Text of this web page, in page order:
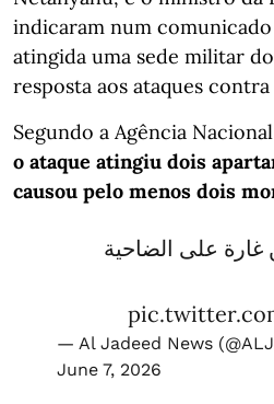
indicaram num
atingida uma sede militar
resposta aos ataques
Segundo a Agência
o ataque atingiu dois
causou pelo menos dois
غارة على الضاحية
— Al Jadeed News
June 7, 2026